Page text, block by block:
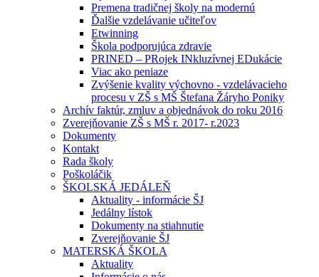
Premena tradičnej školy na modernú
Ďalšie vzdelávanie učiteľov
Etwinning
Škola podporujúca zdravie
PRINED – PRojek INkluzívnej EDukácie
Viac ako peniaze
Zvýšenie kvality výchovno - vzdelávacieho
procesu v ZŠ s MŠ Štefana Žáryho Poniky
Archív faktúr, zmluv a objednávok do roku 2016
Zverejňovanie ZŠ s MŠ r. 2017- r.2023
Dokumenty
Kontakt
Rada školy
Poškoláčik
ŠKOLSKÁ JEDÁLEŇ
Aktuality - informácie ŠJ
Jedálny lístok
Dokumenty na stiahnutie
Zverejňovanie ŠJ
MATERSKÁ ŠKOLA
Aktuality